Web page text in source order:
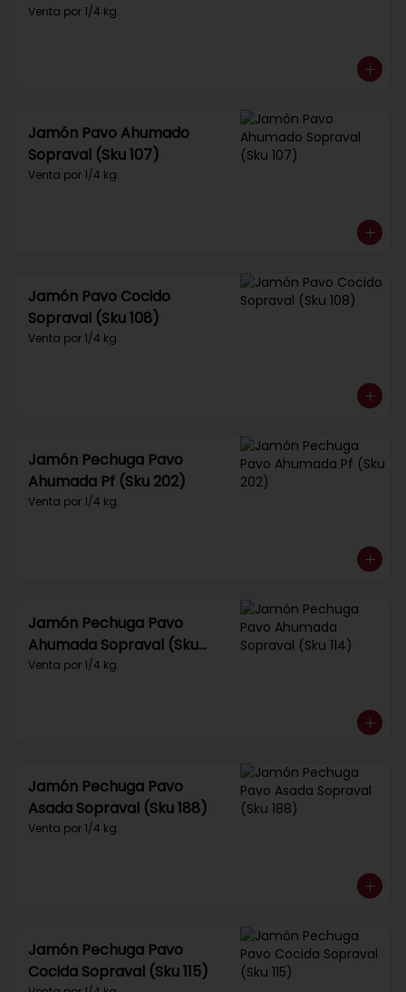
Venta por 1/4 kg.
Jamón Pavo Ahumado
Sopraval (Sku 107)
Venta por 1/4 kg.
Jamón Pavo Cocido
Sopraval (Sku 108)
Venta por 1/4 kg.
Jamón Pechuga Pavo
Ahumada Pf (Sku 202)
Venta por 1/4 kg.
Jamón Pechuga Pavo
Ahumada Sopraval (Sku
114)
Venta por 1/4 kg.
Jamón Pechuga Pavo
Asada Sopraval (Sku 188)
Venta por 1/4 kg.
Jamón Pechuga Pavo
Cocida Sopraval (Sku 115)